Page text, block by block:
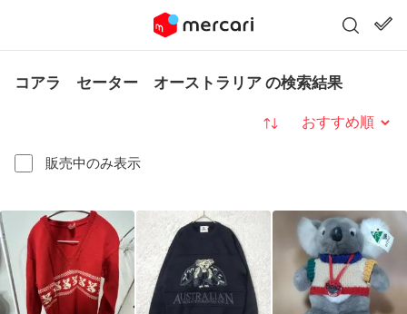
コアラ セーター オーストラリア の検索結果
販売中のみ表示
並び替え